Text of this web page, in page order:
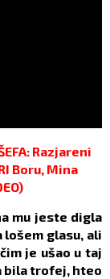
Razjareni
Boru, Mina
mu jeste digla
lošem glasu, ali
je ušao u taj
bila trofej, hteo